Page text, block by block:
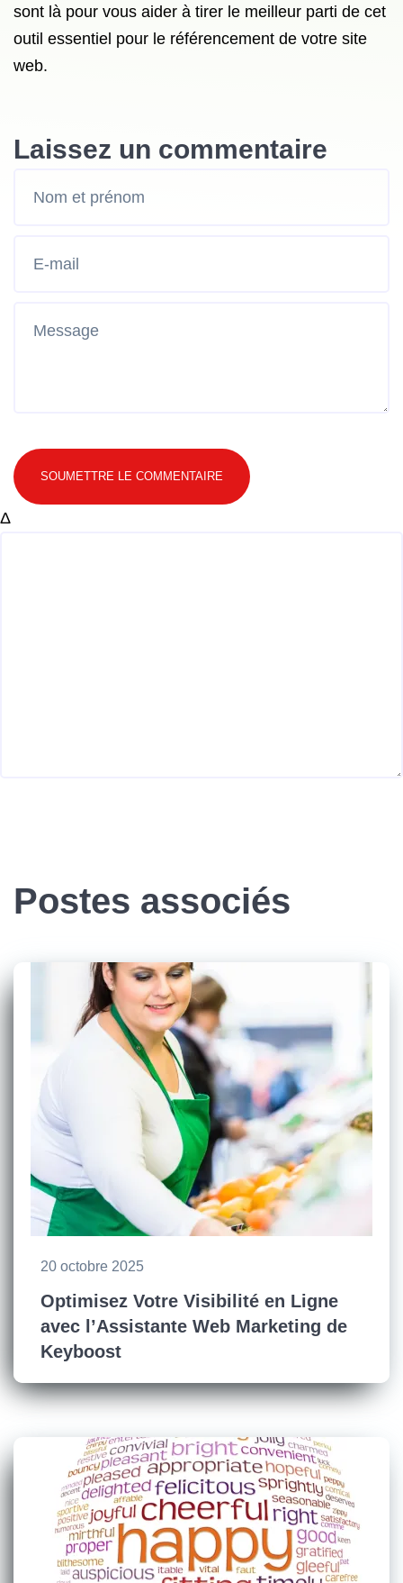
sont là pour vous aider à tirer le meilleur parti de cet
outil essentiel pour le référencement de votre site
web.
Laissez un commentaire
SOUMETTRE LE COMMENTAIRE
Δ
Postes associés
20 octobre 2025
Optimisez Votre Visibilité en Ligne
avec l’Assistante Web Marketing de
Keyboost